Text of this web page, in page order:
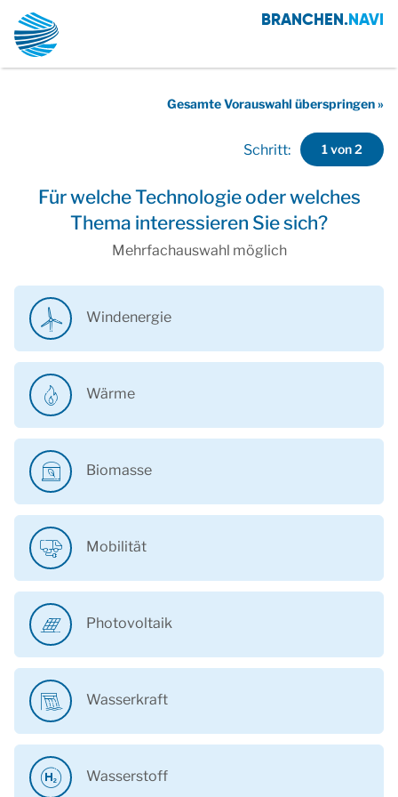
BRANCHEN.NAVI
Gesamte Vorauswahl überspringen »
Schritt: 1 von 2
Für welche Technologie oder welches
Thema interessieren Sie sich?
Mehrfachauswahl möglich
Windenergie
Wärme
Biomasse
Mobilität
Photovoltaik
Wasserkraft
Wasserstoff